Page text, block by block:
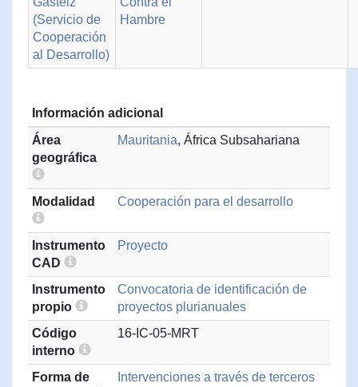
(Servicio de
Cooperación
al Desarrollo)
Hambre
Información adicional
Área
geográfica
Mauritania, África Subsahariana
Modalidad Cooperación para el desarrollo
Instrumento
CAD
Proyecto
Instrumento
propio
Convocatoria de identificación de
proyectos plurianuales
Código
interno
16-IC-05-MRT
Forma de
Intervenciones a través de terceros